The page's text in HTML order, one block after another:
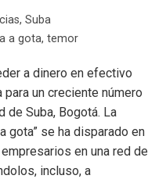
,Suba
a gota,temor
a dinero en efectivo
un creciente número
de Suba, Bogotá. La
gota” se ha disparado en
en una red de
incluso, a